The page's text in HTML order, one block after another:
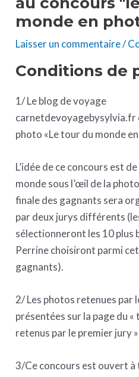
monde en
Laisser un commentaire/
Conditions de
1/ Le blog de voyage
carnetdevoyagebysylvia.fr
photo «Le tour du monde
L’idée de ce concours est
monde sous l’œil de la
finale des gagnants sera
par deux jurys différents
sélectionneront les 10 plus
Perrine choisiront parmi
gagnants).
2/ Les photos retenues par
présentées sur la page du «
retenus par le premier jury
3/Ce concours est ouvert